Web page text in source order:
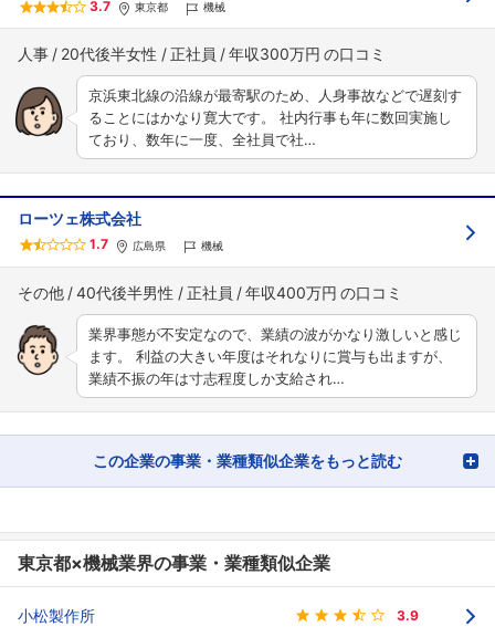
3.7 東京都 機械
人事 20代後半女性 正社員 年収300万円
京浜東北線の沿線が最寄駅のため、人身事故などで遅刻す
ることにはかなり寛大です。 社内行事も年に数回実施し
ており、数年に一度、全社員で社…
ローツェ株式会社
1.7 広島県 機械
その他 40代後半男性 正社員 年収400万円
業界事態が不安定なので、業績の波がかなり激しいと感じ
ます。 利益の大きい年度はそれなりに賞与も出ますが、
業績不振の年は寸志程度しか支給され…
この企業の事業・業種類似企業をもっと読む
東京都×機械業界の事業・業種類似企業
小松製作所 3.9